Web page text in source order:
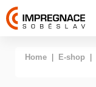
Home E-shop